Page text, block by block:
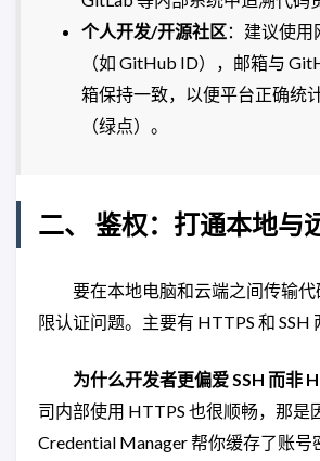
个人开发/开源社区：建议使
（如 GitHub ID），邮箱与
箱保持一致，以便平台正确统
（绿点）。
二、 鉴权：打通本地与
要在本地电脑和云端之间传输
限认证问题。主要有 HTTPS 和 SSH
为什么开发者更偏爱 SSH 而非
司内部使用 HTTPS 也很顺畅，那是
Credential Manager 帮你缓存了账号